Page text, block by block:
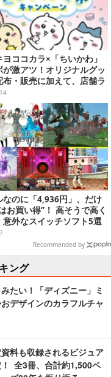
ヨココカラ×「ちいかわ」
が激アツ！オリジナルグッ
布・販売に加えて、店舗ラ
や”花火打ち上げ”まで盛
なのに「4,936円」、だけ
お買い得”！ 高そうで高く
意外なスイッチソフト5選
Recommended by
ング
たい！「ディズニー」ミ
デザインのカラフルチャ
料も収録されるビジュア
全3冊、合計約1,500ペ